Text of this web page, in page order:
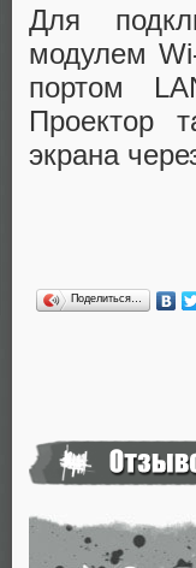
Для
модулем
портом
Проектор
экрана
Поделиться…